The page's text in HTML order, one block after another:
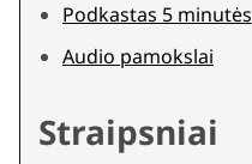
Podkastas 5 minutės
Audio pamokslai
Straipsniai